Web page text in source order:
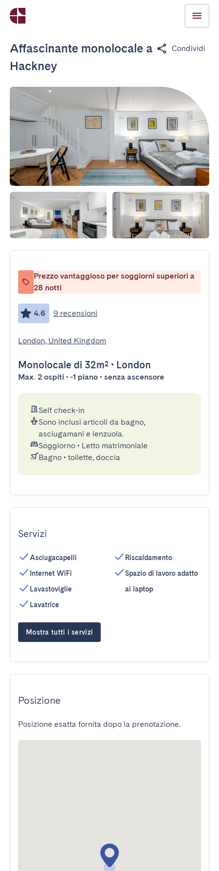
Affascinante monolocale a
Hackney
Condividi
Prezzo vantaggioso per soggiorni superiori a
28 notti
4.6 9 recensioni
London, United Kingdom
Monolocale di 32m² • London
Max. 2 ospiti • -1 piano • senza ascensore
Self check-in
Sono inclusi articoli da bagno,
asciugamani e lenzuola.
Soggiorno • Letto matrimoniale
Bagno • toilette, doccia
Servizi
Asciugacapelli
Internet WiFi
Lavastoviglie
Lavatrice
Riscaldamento
Spazio di lavoro adatto
ai laptop
Mostra tutti i servizi
Posizione
Posizione esatta fornita dopo la prenotazione.